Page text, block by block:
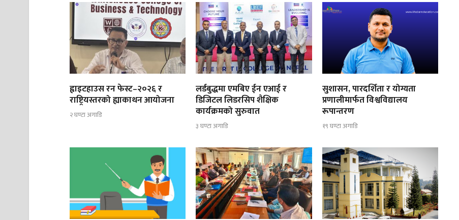
ह्वाइटहाउस रन फेस्ट–२०२६ र
राष्ट्रियस्तरको ह्याकाथन आयोजना
२ घण्टा अगाडि
लर्डबुद्धमा एमबिए ईन एआई र
डिजिटल लिडरसिप शैक्षिक
कार्यक्रमको सुरुवात
३ घण्टा अगाडि
सुशासन, पारदर्शिता र योग्यता
प्रणालीमार्फत विश्वविद्यालय
रूपान्तरण
१९ घण्टा अगाडि